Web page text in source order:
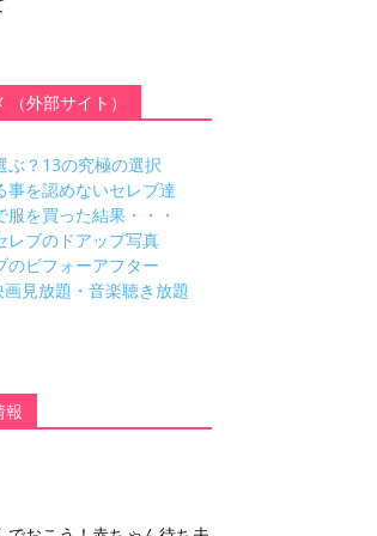
外部サイト）
ぶ？13の究極の選択
事を認めないセレブ達
服を買った結果・・・
レブのドアップ写真
のビフォーアフター
見放題・音楽聴き放題
報